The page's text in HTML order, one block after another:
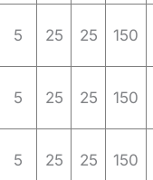
5 25 25 150
5 25 25 150
5 25 25 150